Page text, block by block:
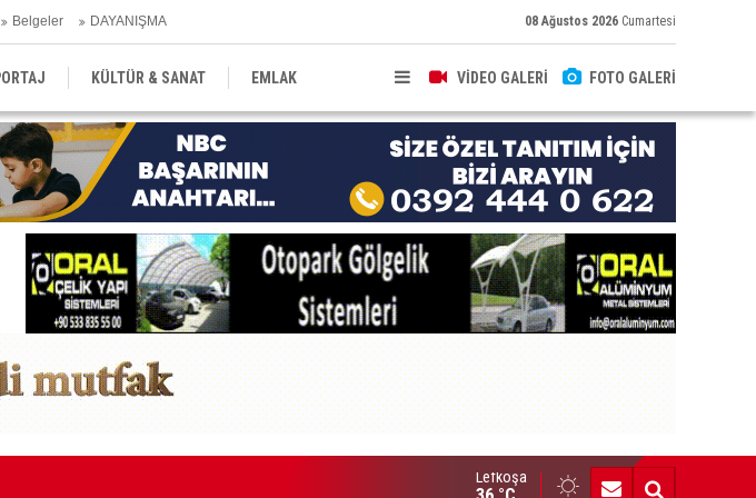
Belgeler DAYANIŞMA 08 Ağustos 2026 Cumartesi
VİDEO GALERİ FOTO GALERİ
KÜLTÜR & SANAT EMLAK
DERGİLER SEKTÖR
Tuncel Felek, Taşkınköy muhtarlığına aday
Lefkoşa